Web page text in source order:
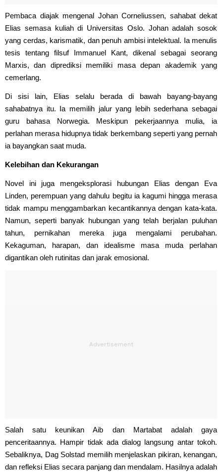
Pembaca diajak mengenal Johan Corneliussen, sahabat dekat
Elias semasa kuliah di Universitas Oslo. Johan adalah sosok
yang cerdas, karismatik, dan penuh ambisi intelektual. Ia menulis
tesis tentang filsuf Immanuel Kant, dikenal sebagai seorang
Marxis, dan diprediksi memiliki masa depan akademik yang
cemerlang.
Di sisi lain, Elias selalu berada di bawah bayang-bayang
sahabatnya itu. Ia memilih jalur yang lebih sederhana sebagai
guru bahasa Norwegia. Meskipun pekerjaannya mulia, ia
perlahan merasa hidupnya tidak berkembang seperti yang pernah
ia bayangkan saat muda.
Kelebihan dan Kekurangan
Novel ini juga mengeksplorasi hubungan Elias dengan Eva
Linden, perempuan yang dahulu begitu ia kagumi hingga merasa
tidak mampu menggambarkan kecantikannya dengan kata-kata.
Namun, seperti banyak hubungan yang telah berjalan puluhan
tahun, pernikahan mereka juga mengalami perubahan.
Kekaguman, harapan, dan idealisme masa muda perlahan
digantikan oleh rutinitas dan jarak emosional.
Salah satu keunikan Aib dan Martabat adalah gaya
penceritaannya. Hampir tidak ada dialog langsung antar tokoh.
Sebaliknya, Dag Solstad memilih menjelaskan pikiran, kenangan,
dan refleksi Elias secara panjang dan mendalam. Hasilnya adalah